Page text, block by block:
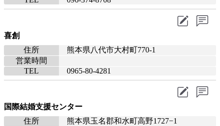
喜創
住所
熊本県八代市大村町770-1
営業時間
TEL
0965-80-4281
国際結婚支援センター
住所
熊本県玉名郡和水町高野1727−1